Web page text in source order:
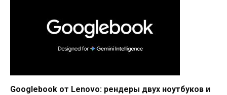
Googlebook от Lenovo: рендеры двух ноутбуков и